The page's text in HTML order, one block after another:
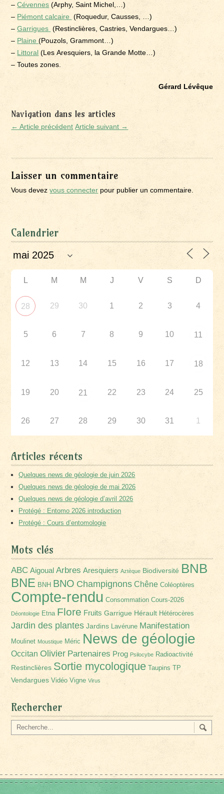
–Cévennes (Arphy, Saint Michel,…)
– Piémont calcaire (Roquedur, Causses, …)
–Garrigues (Restinclières, Castries, Vendargues…)
– Plaine(Pouzols, Grammont…)
– Littoral (Les Aresquiers, la Grande Motte…)
– Toutes zones.
Gérard Lévêque
Navigation dans les articles
← Article précédent Article suivant →
Laisser un commentaire
Vous devezvous connecter pour publier un commentaire.
Calendrier
L M M J V S D
28 29 30 1 2 3 4
5 6 7 8 9 10 11
12 13 14 15 16 17 18
19 20 21 22 23 24 25
26 27 28 29 30 31 1
Articles récents
Quelques news de géologie de juin 2026
Quelques news de géologie de mai 2026
Quelques news de géologie d’avril 2026
Protégé : Entomo 2026 introduction
Protégé : Cours d’entomologie
Mots clés
ABC Aigoual Arbres Aresquiers Aztèque Biodiversité BNB
BNE BNH BNO Champignons Chêne Coléoptères
Compte-rendu Consommation Cours-2026
Déontologie Etna Flore Fruits Garrigue Hérault Hétérocères
Jardin des plantes Jardins Lavérune Manifestation
Moulinet Moustique Méric News de géologie
Occitan Olivier Partenaires Prog Psilocybe Radioactivité
Restinclières Sortie mycologique Taupins TP
Vendargues Vidéo Vigne Virus
Rechercher